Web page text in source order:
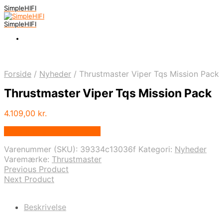
SimpleHIFI
SimpleHIFI
Forside / Nyheder / Thrustmaster Viper Tqs Mission Pack
Thrustmaster Viper Tqs Mission Pack
4.109,00 kr.
Varenummer (SKU): 39334c13036f Kategori: Nyheder
Varemærke: Thrustmaster
Previous Product
Next Product
Beskrivelse